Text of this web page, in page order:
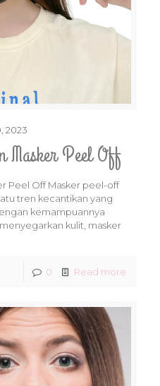
2023
Masker Peel Off
Peel Off Masker peel-off
tren kecantikan yang
kemampuannya
kulit, masker
0 Read more